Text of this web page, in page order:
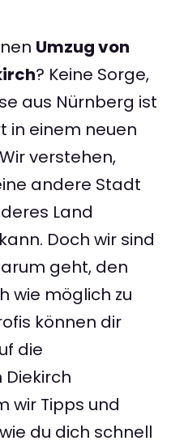
Umzug von
? Keine Sorge,
aus Nürnberg ist
in einem neuen
verstehen,
andere Stadt
Land
Doch wir sind
geht, den
wie möglich zu
können dir
die
wir Tipps und
du dich schnell